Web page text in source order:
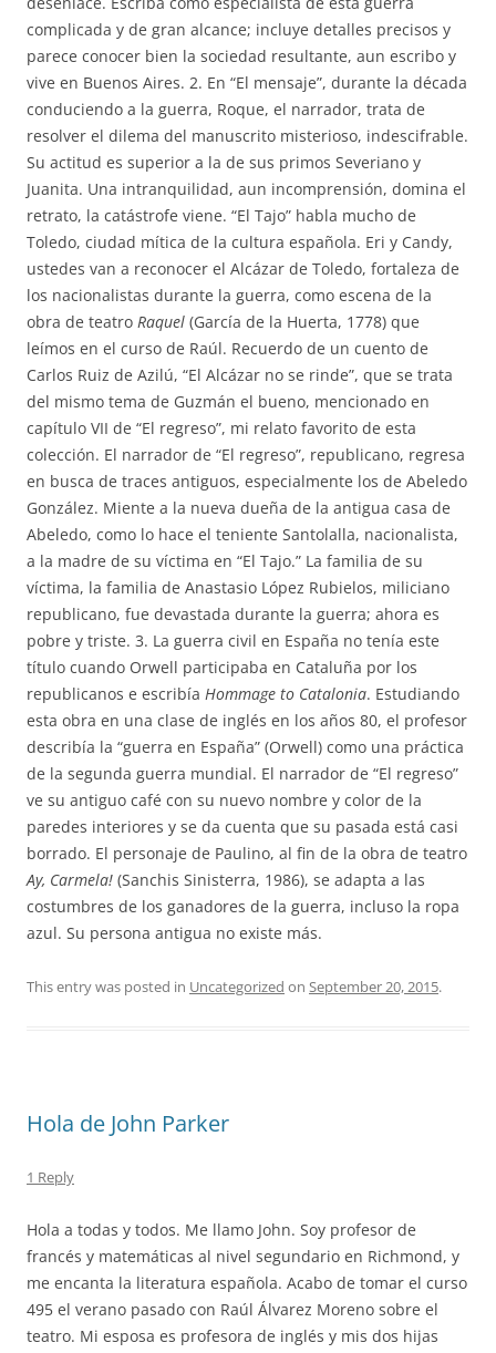
complicada y de gran alcance; incluye detalles precisos y
parece conocer bien la sociedad resultante, aun escribo y
vive en Buenos Aires. 2. En “El mensaje”, durante la década
conduciendo a la guerra, Roque, el narrador, trata de
resolver el dilema del manuscrito misterioso, indescifrable.
Su actitud es superior a la de sus primos Severiano y
Juanita. Una intranquilidad, aun incomprensión, domina el
retrato, la catástrofe viene. “El Tajo” habla mucho de
Toledo, ciudad mítica de la cultura española. Eri y Candy,
ustedes van a reconocer el Alcázar de Toledo, fortaleza de
los nacionalistas durante la guerra, como escena de la
obra de teatro Raquel (García de la Huerta, 1778) que
leímos en el curso de Raúl. Recuerdo de un cuento de
Carlos Ruiz de Azilú, “El Alcázar no se rinde”, que se trata
del mismo tema de Guzmán el bueno, mencionado en
capítulo VII de “El regreso”, mi relato favorito de esta
colección. El narrador de “El regreso”, republicano, regresa
en busca de traces antiguos, especialmente los de Abeledo
González. Miente a la nueva dueña de la antigua casa de
Abeledo, como lo hace el teniente Santolalla, nacionalista,
a la madre de su víctima en “El Tajo.” La familia de su
víctima, la familia de Anastasio López Rubielos, miliciano
republicano, fue devastada durante la guerra; ahora es
pobre y triste. 3. La guerra civil en España no tenía este
título cuando Orwell participaba en Cataluña por los
republicanos e escribía Hommage to Catalonia. Estudiando
esta obra en una clase de inglés en los años 80, el profesor
describía la “guerra en España” (Orwell) como una práctica
de la segunda guerra mundial. El narrador de “El regreso”
ve su antiguo café con su nuevo nombre y color de la
paredes interiores y se da cuenta que su pasada está casi
borrado. El personaje de Paulino, al fin de la obra de teatro
Ay, Carmela! (Sanchis Sinisterra, 1986), se adapta a las
costumbres de los ganadores de la guerra, incluso la ropa
azul. Su persona antigua no existe más.
This entry was posted in Uncategorized on September 20, 2015.
Hola de John Parker
1 Reply
Hola a todas y todos. Me llamo John. Soy profesor de
francés y matemáticas al nivel segundario en Richmond, y
me encanta la literatura española. Acabo de tomar el curso
495 el verano pasado con Raúl Álvarez Moreno sobre el
teatro. Mi esposa es profesora de inglés y mis dos hijas